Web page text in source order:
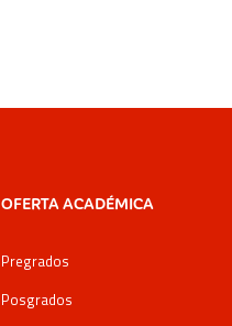
OFERTA ACADÉMICA
Pregrados
Posgrados